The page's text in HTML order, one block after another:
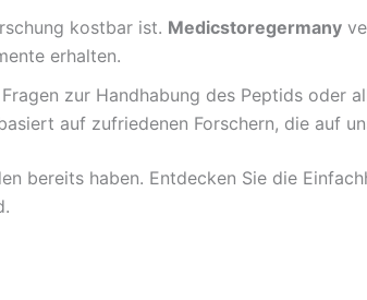
kostbar ist. Medicstoregermany
erhalten.
zur Handhabung des Peptids oder
auf zufriedenen Forschern, die auf
bereits haben. Entdecken Sie die